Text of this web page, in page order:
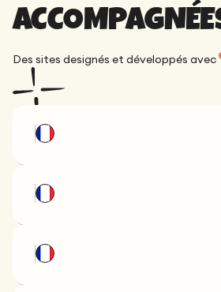
Des sites designés et développés avec